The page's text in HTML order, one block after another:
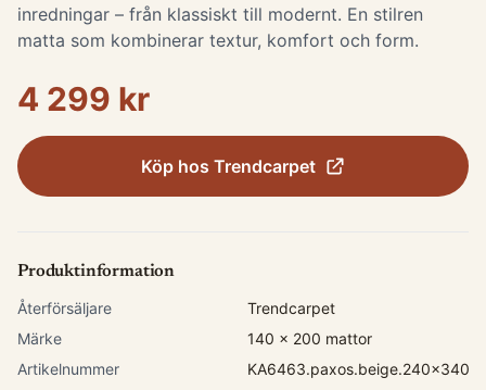
inredningar – från klassiskt till modernt. En stilren
matta som kombinerar textur, komfort och form.
4 299 kr
Köp hos Trendcarpet
Produktinformation
Återförsäljare
Trendcarpet
Märke
140 x 200 mattor
Artikelnummer
KA6463.paxos.beige.240x340